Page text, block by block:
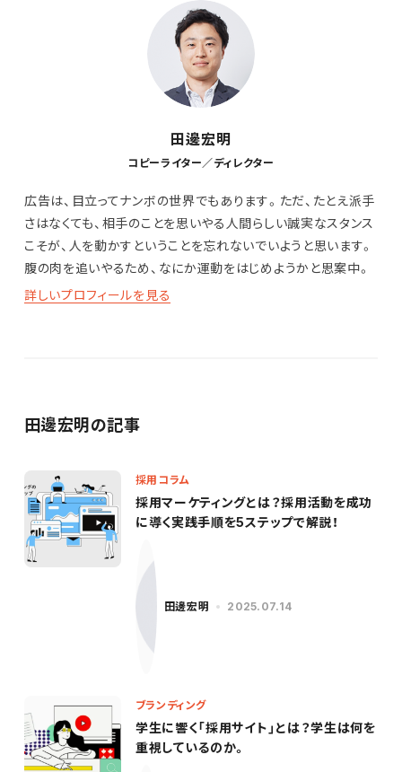
田邊宏明
コピーライター／ディレクター
広告は、目立ってナンボの世界でもあります。ただ、たとえ派手
さはなくても、相手のことを思いやる人間らしい誠実なスタンス
こそが、人を動かすということを忘れないでいようと思います。
腹の肉を追いやるため、なにか運動をはじめようかと思案中。
詳しいプロフィールを見る
田邊宏明の記事
採用コラム
採用マーケティングとは？採用活動を成功
に導く実践手順を5ステップで解説！
田邊宏明 2025.07.14
ブランディング
学生に響く「採用サイト」とは？学生は何を
重視しているのか。